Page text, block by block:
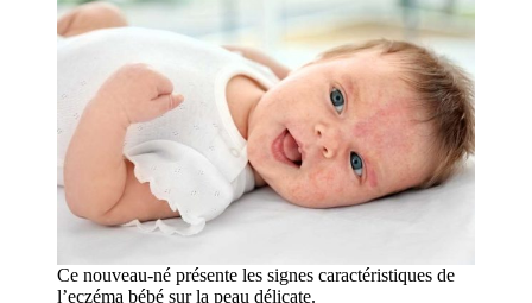
Ce nouveau-né présente les signes caractéristiques de
l’eczéma bébé sur la peau délicate.